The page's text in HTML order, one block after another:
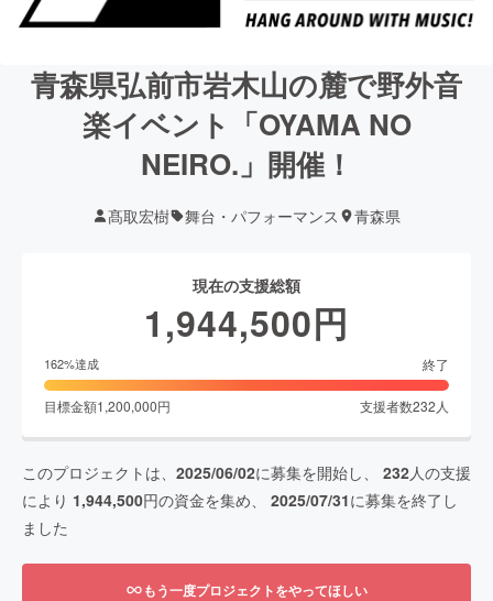
青森県弘前市岩木山の麓で野外音
楽イベント「OYAMA NO
NEIRO.」開催！
髙取宏樹 舞台・パフォーマンス 青森県
現在の支援総額
1,944,500円
162%達成 終了
目標金額1,200,000円 支援者数232 人
このプロジェクトは、 2025/06/02に募集を開始し、 232人の支援
により 1,944,500円の資金を集め、 2025/07/31に募集を終了し
ました
もう一度プロジェクトをやってほしい